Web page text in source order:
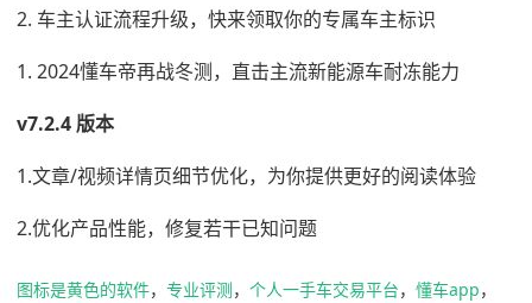
2. 车主认证流程升级，快来领取你的专属车主标识
1. 2024懂车帝再战冬测，直击主流新能源车耐冻能力
v7.2.4 版本
1.文章/视频详情页细节优化，为你提供更好的阅读体验
2.优化产品性能，修复若干已知问题
图标是黄色的软件， 专业评测， 个人一手车交易平台， 懂车app，